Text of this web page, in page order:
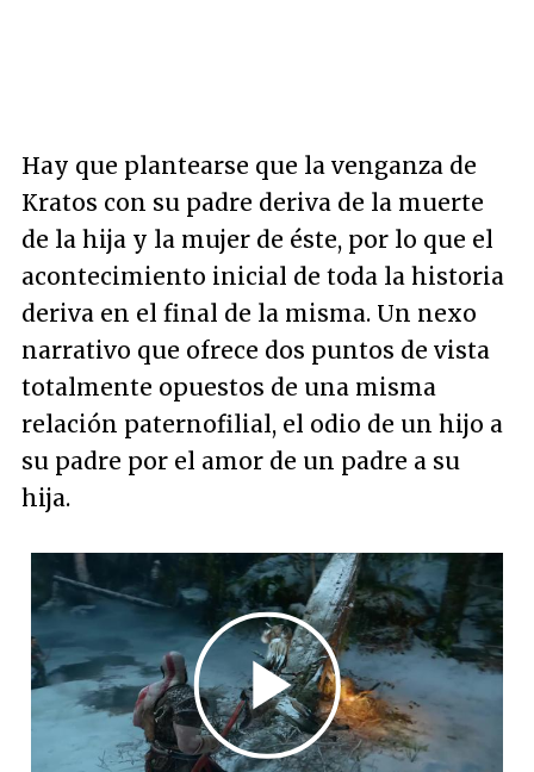
Hay que plantearse que la venganza de
Kratos con su padre deriva de la muerte
de la hija y la mujer de éste, por lo que el
acontecimiento inicial de toda la historia
deriva en el final de la misma. Un nexo
narrativo que ofrece dos puntos de vista
totalmente opuestos de una misma
relación paternofilial, el odio de un hijo a
su padre por el amor de un padre a su
hija.